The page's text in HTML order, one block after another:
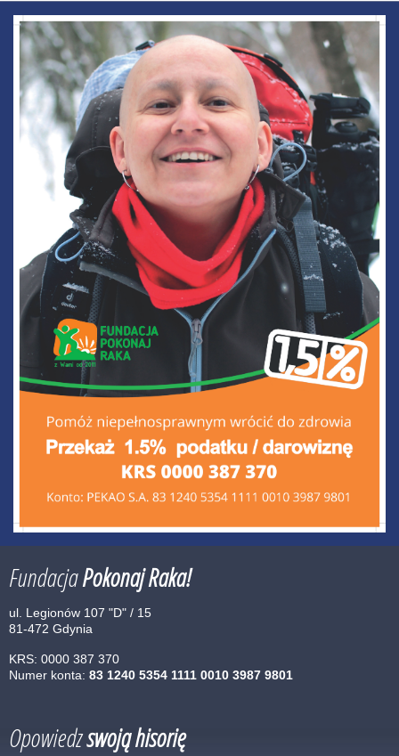
FundacjaPokonaj Raka!
ul. Legionów 107 "D" / 15
81-472 Gdynia
KRS: 0000 387 370
Numer konta: 83 1240 5354 1111 0010 3987 9801
Opowiedzswoją hisorię